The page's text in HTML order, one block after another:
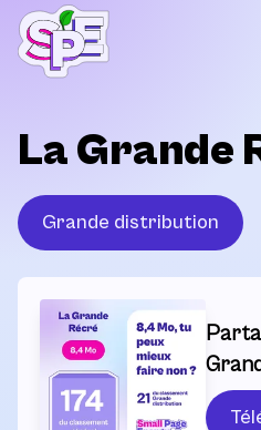
La Grande
Grande distribution